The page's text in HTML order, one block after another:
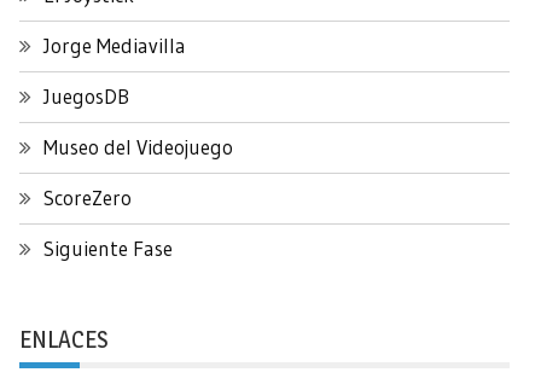
Jorge Mediavilla
JuegosDB
Museo del Videojuego
ScoreZero
Siguiente Fase
ENLACES